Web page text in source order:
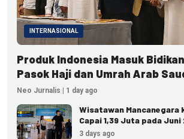
INTERNASIONAL
Produk Indonesia Masuk
Pasok Haji dan Umrah Arab
Neo Jurnalis | 1 day ago
Wisatawan Mancanegara
Capai 1,39 Juta pada
Terbanyak
3 days ago